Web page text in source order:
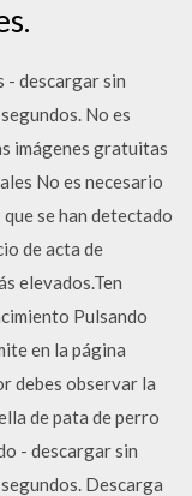
- descargar sin
No es
imágenes gratuitas
No es necesario
se han detectado
de acta de
elevados.Ten
Pulsando
en la página
debes observar la
de pata de perro
- descargar sin
Descarga